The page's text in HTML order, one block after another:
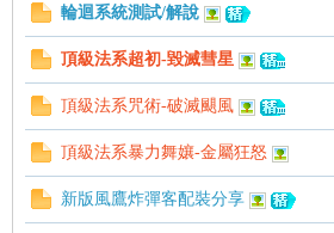
輪迴系統測試/解說
頂級法系超初-毀滅彗星
頂級法系咒術-破滅颶風
頂級法系暴力舞孃-金屬狂怒
新版風鷹炸彈客配裝分享